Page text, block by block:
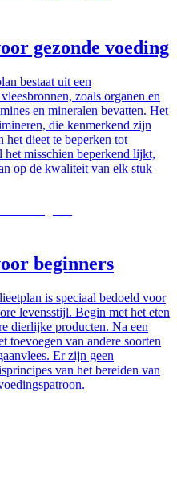
gezonde voeding
bestaat uit een
zoals organen en
en mineralen bevatten. Het
die kenmerkend zijn
het dieet te beperken tot
het misschien beperkend lijkt,
op de kwaliteit van elk stuk
beginners
is speciaal bedoeld voor
levensstijl. Begin met het eten
dierlijke producten. Na een
toevoegen van andere soorten
Er zijn geen
van het bereiden van